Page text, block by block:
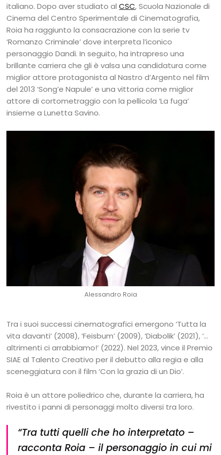
italiano. Dopo aver studiato alCSC, Scuola Nazionale di
Cinema del Centro Sperimentale di Cinematografia,
Roia ha raggiunto la consacrazione con la serie tv
‘Romanzo Criminale’ dove interpreta l’iconico
personaggio Dandi. In seguito, ha intrapreso una
brillante carriera che gli è valsa una candidatura come
miglior attore protagonista al Nastro d’Argento nel film
del 2013 ‘Song’e Napule’ e una vittoria come miglior
attore di cortometraggio con la pellicola ‘La fuga’
insieme a Lunetta Savino.
Alessandro Roia
Tra i suoi successi cinematografici emergono ‘Tutta la
vita davanti’ (2008), ‘Feisbum’ (2009), ‘Diabolik’ (2021), ‘…
altrimenti ci arrabbiamo!’ (2022). Nel 2023, vince il Premio
SIAE al Talento Creativo per il debutto alla regia e alla
sceneggiatura con il film ‘Con la grazia di un Dio’.
Roia è un attore poliedrico che, durante la carriera, ha
rivestito i panni di personaggi molto diversi tra loro.
“Tra tutti quelli che ho interpretato –
racconta Roia –il personaggio in cui mi